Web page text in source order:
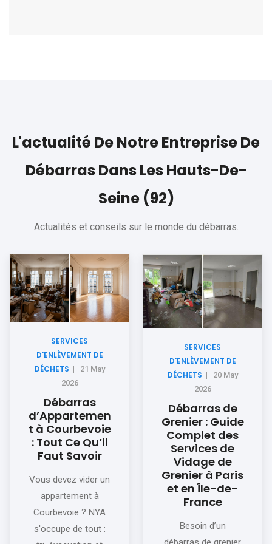
L'actualité De Notre Entreprise De
Débarras Dans Les Hauts-De-
Seine (92)
Actualités et conseils sur le monde du débarras.
SERVICES
D'ENLÈVEMENT DE
DÉCHETS | 21 May
2026
Débarras
d’Appartemen
t à Courbevoie
: Tout Ce Qu’il
Faut Savoir
Vous devez vider un
appartement à
Courbevoie ? NYA
s'occupe de tout :
SERVICES
D'ENLÈVEMENT DE
DÉCHETS | 20 May
2026
Débarras de
Grenier : Guide
Complet des
Services de
Vidage de
Grenier à Paris
et en Île-de-
France
Besoin d’un